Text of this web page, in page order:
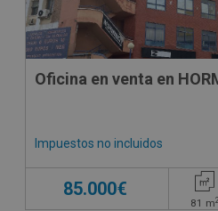
Oficina en venta en
Impuestos no incluidos
85.000€
81 m2